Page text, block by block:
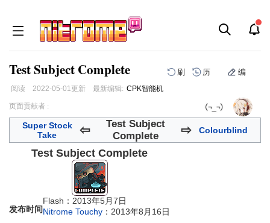
Test Subject Complete 刷 历 编
阅读 2022-05-01更新 最新编辑: CPK智能机
跳
跳
页面贡献者 :
Super Stock
Take
⇦
Test Subject
Complete
⇨ Colourblind
Test Subject Complete
发布时间
Flash：2013年5月7日
Nitrome Touchy ：2013年8月16日